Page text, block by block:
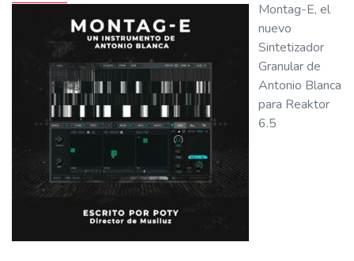
Montag-E, el
nuevo
Sintetizador
Granular de
Antonio Blanca
para Reaktor
6.5